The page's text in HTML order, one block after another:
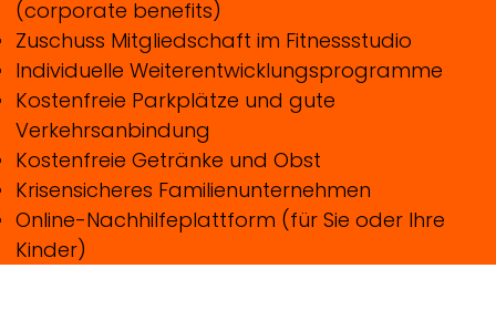
(corporate benefits)
Zuschuss Mitgliedschaft im Fitnessstudio
Individuelle Weiterentwicklungsprogramme
Kostenfreie Parkplätze und gute
Verkehrsanbindung
Kostenfreie Getränke und Obst
Krisensicheres Familienunternehmen
Online-Nachhilfeplattform (für Sie oder Ihre
Kinder)